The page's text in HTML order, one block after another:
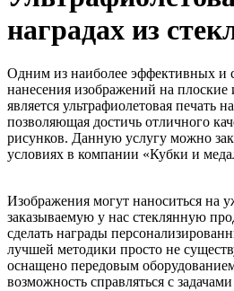
наградах из
Одним из наиболее эффективных и
нанесения изображений на
является ультрафиолетовая печать
позволяющая достичь отличного
рисунков. Данную услугу можно
условиях в компании «Кубки и
Изображения могут наноситься на
заказываемую у нас стеклянную
сделать награды
лучшей методики просто не
оснащено передовым
возможность справляться с